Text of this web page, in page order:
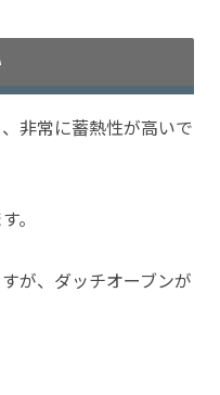
非常に蓄熱性が高いで
。
が、ダッチオーブンが